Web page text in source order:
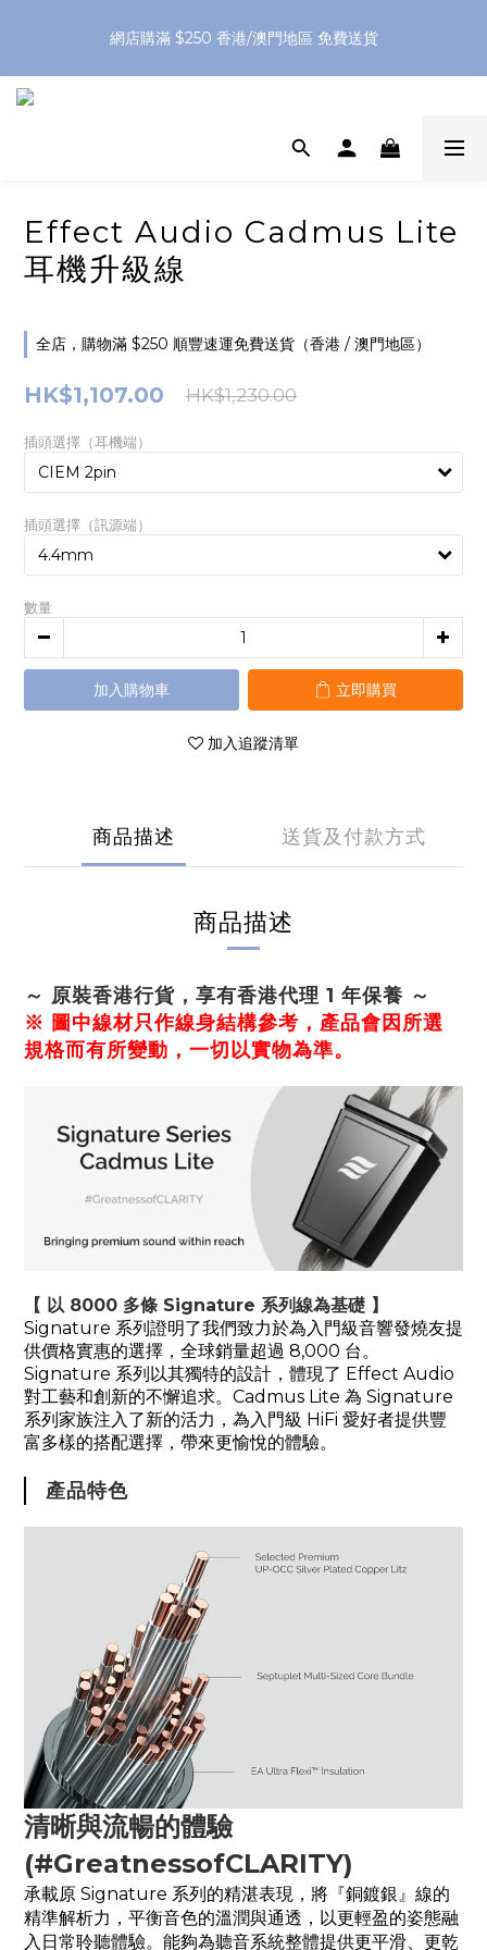
網店購滿 $250 香港/澳門地區 免費送貨
XPay（先買後付 免息分 3 期）- 新用戶首次消費滿 HK$100 即
Effect Audio Cadmus Lite
耳機升級線
全店，購物滿 $250 順豐速運免費送貨（香港 / 澳門地區）
HK$1,107.00 HK$1,230.00
插頭選擇（耳機端）
插頭選擇（訊源端）
數量
加入購物車 立即購買
加入追蹤清單
商品描述 送貨及付款方式
商品描述
～ 原裝香港行貨，享有香港代理 1 年保養 ～
※ 圖中線材只作線身結構參考，產品會因所選
規格而有所變動，一切以實物為準。
【 以 8000 多條 Signature 系列線為基礎 】
Signature 系列證明了我們致力於為入門級音響發燒友提
供價格實惠的選擇，全球銷量超過 8,000 台。
Signature 系列以其獨特的設計，體現了 Effect Audio
對工藝和創新的不懈追求。Cadmus Lite 為 Signature
系列家族注入了新的活力，為入門級 HiFi 愛好者提供豐
富多樣的搭配選擇，帶來更愉悅的體驗。
產品特色
清晰與流暢的體驗
(#GreatnessofCLARITY)
承載原 Signature 系列的精湛表現，將『銅鍍銀』線的
精準解析力，平衡音色的溫潤與通透，以更輕盈的姿態融
入日常聆聽體驗。能夠為聽音系統整體提供更平滑、更乾